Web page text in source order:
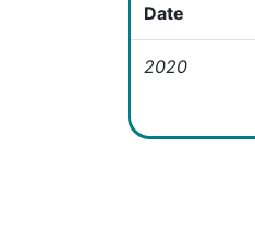
Date
2020